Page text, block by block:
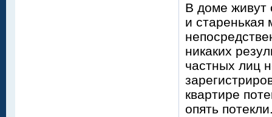
В доме живут
и
никаких
частных лиц
квартире
опять